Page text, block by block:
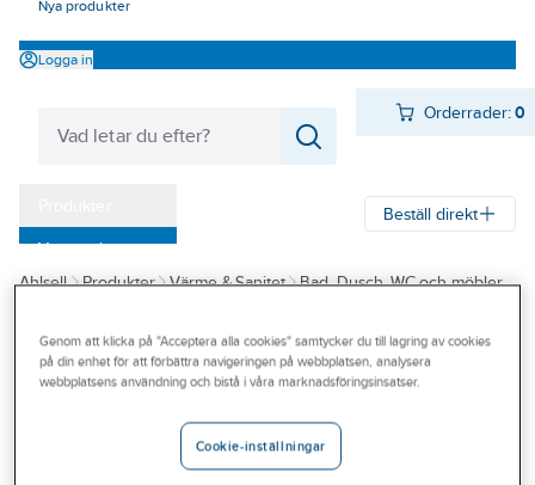
Nya produkter
Logga in
Orderrader:0
Varumärken
Kampanjer
Outlet
Branscher
Beställ direkt
Ahlsell Produkter Värme & Sanitet
Bad, Dusch, WC och möbler
A-COLLECTION
Skruv till
möbelfront
Manere, a-
Genom att klicka på "Acceptera alla cookies" samtycker du till lagring av cookies
på din enhet för att förbättra navigeringen på webbplatsen, analysera
webbplatsens användning och bistå i våra marknadsföringsinsatser.
Cookie-inställningar